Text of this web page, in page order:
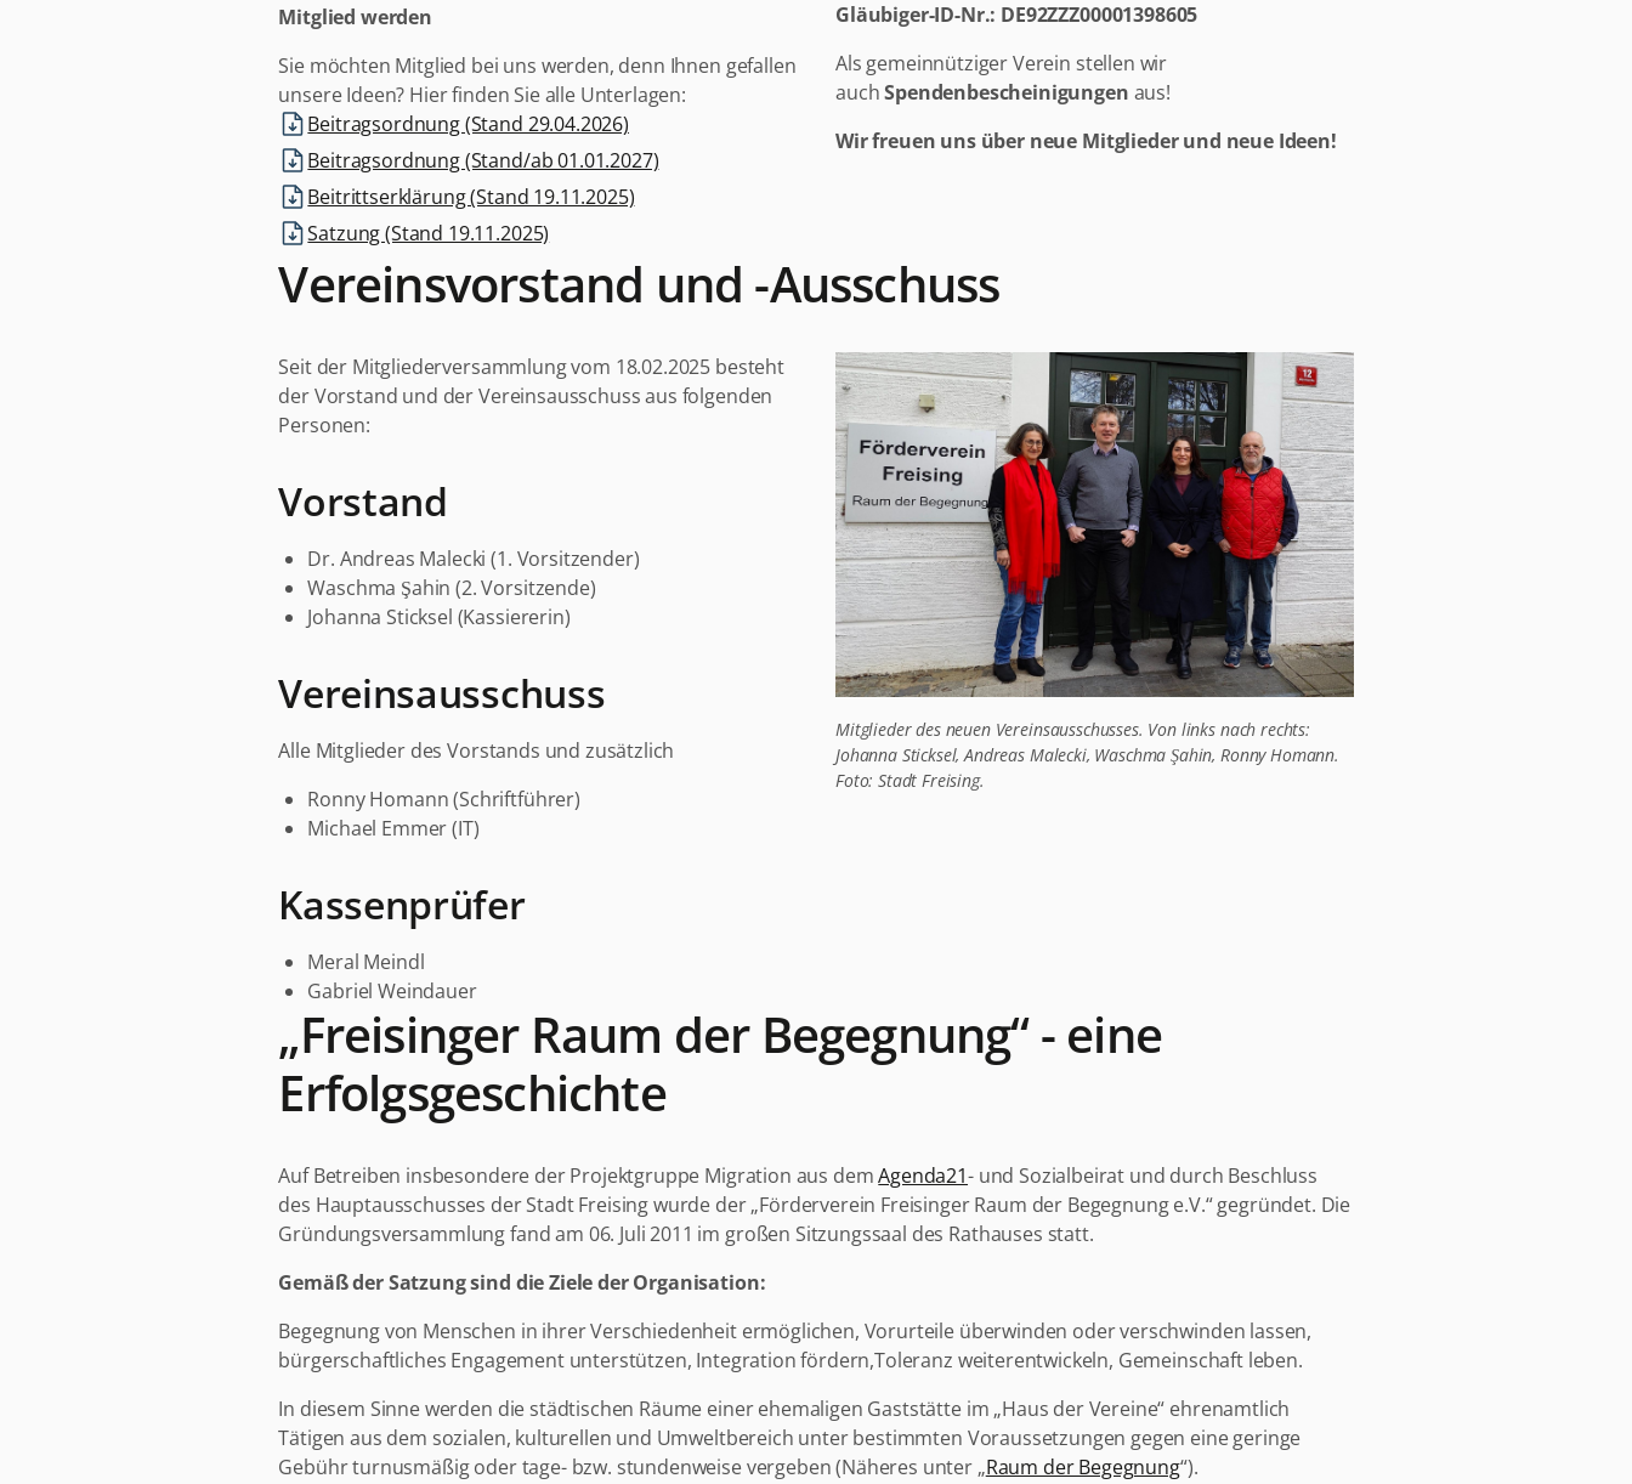
Mitglied werden
Sie möchten Mitglied bei uns werden, denn Ihnen gefallen
unsere Ideen? Hier finden Sie alle Unterlagen:
Beitragsordnung (Stand 29.04.2026)
Beitragsordnung (Stand/ab 01.01.2027)
Beitrittserklärung (Stand 19.11.2025)
Satzung (Stand 19.11.2025)
Gläubiger-ID-Nr.: DE92ZZZ00001398605
Als gemeinnütziger Verein stellen wir
auchSpendenbescheinigungen aus!
Wir freuen uns über neue Mitglieder und neue Ideen!
Vereinsvorstand und -Ausschuss
Seit der Mitgliederversammlung vom 18.02.2025 besteht
der Vorstand und der Vereinsausschuss aus folgenden
Personen:
Vorstand
Dr. Andreas Malecki (1. Vorsitzender)
Waschma Şahin (2. Vorsitzende)
Johanna Sticksel (Kassiererin)
Vereinsausschuss
Alle Mitglieder des Vorstands und zusätzlich
Ronny Homann (Schriftführer)
Michael Emmer (IT)
Kassenprüfer
Meral Meindl
Gabriel Weindauer
Mitglieder des neuen Vereinsausschusses. Von links nach rechts:
Johanna Sticksel, Andreas Malecki, Waschma Şahin, Ronny Homann.
Foto: Stadt Freising.
„Freisinger Raum der Begegnung“ - eine
Erfolgsgeschichte
Auf Betreiben insbesondere der Projektgruppe Migration aus demAgenda21- und Sozialbeirat und durch Beschluss
des Hauptausschusses der Stadt Freising wurde der „Förderverein Freisinger Raum der Begegnung e.V.“ gegründet. Die
Gründungsversammlung fand am 06. Juli 2011 im großen Sitzungssaal des Rathauses statt.
Gemäß der Satzung sind die Ziele der Organisation:
Begegnung von Menschen in ihrer Verschiedenheit ermöglichen, Vorurteile überwinden oder verschwinden lassen,
bürgerschaftliches Engagement unterstützen, Integration fördern,Toleranz weiterentwickeln, Gemeinschaft leben.
In diesem Sinne werden die städtischen Räume einer ehemaligen Gaststätte im „Haus der Vereine“ ehrenamtlich
Tätigen aus dem sozialen, kulturellen und Umweltbereich unter bestimmten Voraussetzungen gegen eine geringe
Gebühr turnusmäßig oder tage- bzw. stundenweise vergeben (Näheres unter „Raum der Begegnung“).